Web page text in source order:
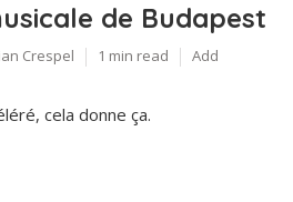
de Budapest
Crespel 1 min read
Add
cela donne ça.